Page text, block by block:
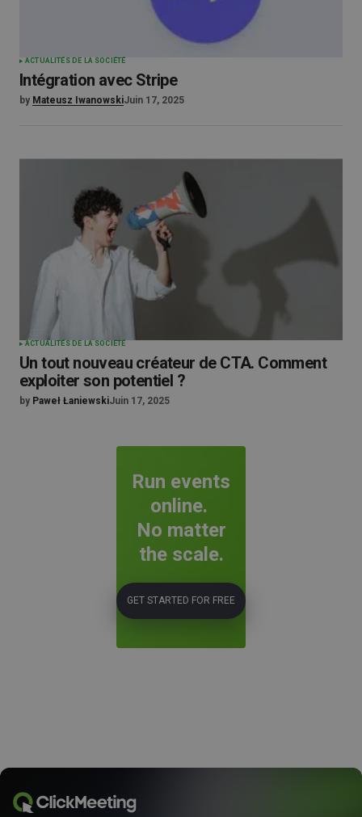
ACTUALITÉS DE LA SOCIÉTÉ
Intégration avec Stripe
by Mateusz IwanowskiJuin 17, 2025
ACTUALITÉS DE LA SOCIÉTÉ
Un tout nouveau créateur de CTA. Comment
exploiter son potentiel ?
by Paweł ŁaniewskiJuin 17, 2025
Run events
online.
No matter
the scale.
GET STARTED FOR FREE